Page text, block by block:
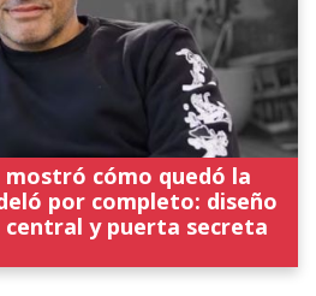
cómo quedó la
por completo: diseño
y puerta secreta